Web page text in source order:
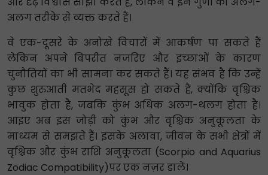
अलग तरीके से व्यक्त करते हैं।
वे एक-दूसरे के अनोखे विचारों में आकर्षण पा सकते हैं
लेकिन अपने विपरीत नजरिए और इच्छाओं के कारण
चुनौतियों का भी सामना कर सकते हैं। यह संभव है कि उन्हें
कुछ शुरुआती मतभेद महसूस हो सकते हैं, क्योंकि वृश्चिक
भावुक होता है, जबकि कुंभ अधिक अलग-थलग होता है।
आइए अब इस जोड़ी को कुंभ और वृश्चिक अनुकूलता के
माध्यम से समझते हैं। इसके अलावा, जीवन के सभी क्षेत्रों में
वृश्चिक और कुंभ राशि अनुकूलता (Scorpio and Aquarius
Zodiac Compatibility)पर एक नज़र डालें।